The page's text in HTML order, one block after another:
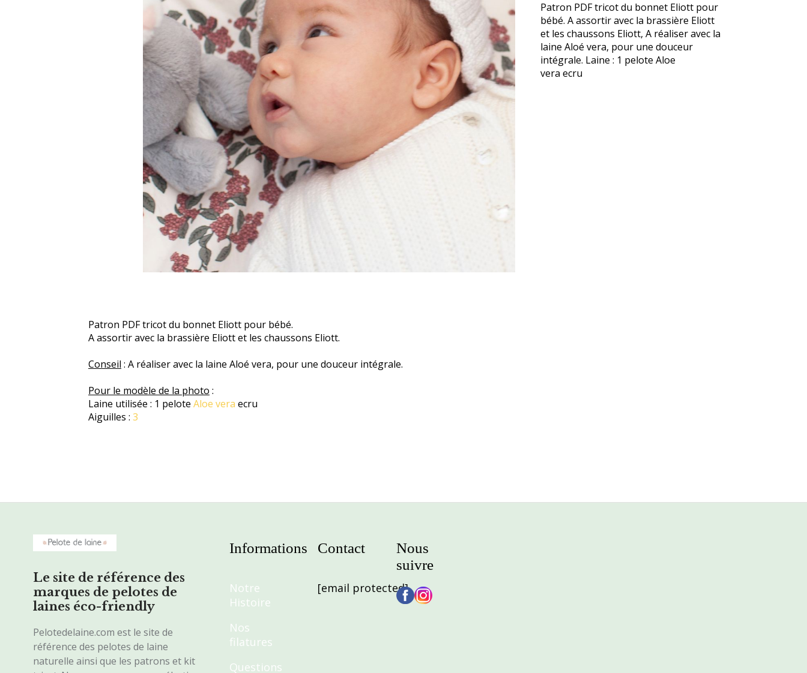
Patron PDF tricot du bonnet Eliott pour
bébé. A assortir avec la brassière Eliott
et les chaussons Eliott, A réaliser avec la
laine Aloé vera, pour une douceur
intégrale. Laine : 1 pelote Aloe
vera ecru
Patron PDF tricot du bonnet Eliott pour bébé.
A assortir avec la brassière Eliott et les chaussons Eliott.
Conseil : A réaliser avec la laine Aloé vera, pour une douceur intégrale.
Pour le modèle de la photo :
Laine utilisée : 1 pelote Aloe vera ecru
Aiguilles : 3
Le site de référence des
marques de pelotes de
laines éco-friendly
Pelotedelaine.com est le site de
référence des pelotes de laine
naturelle ainsi que les patrons et kit
Informations
Notre
Histoire
Nos
filatures
Questions
Contact
[email protected]
Nous
suivre